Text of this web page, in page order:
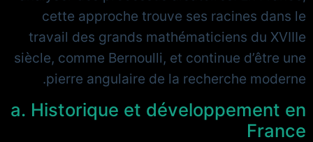
cette approche trouve ses racines dans le
travail des grands mathématiciens du XVIIIe
siècle, comme Bernoulli, et continue d’être une
pierre angulaire de la recherche moderne.
a. Historique et développement en
France